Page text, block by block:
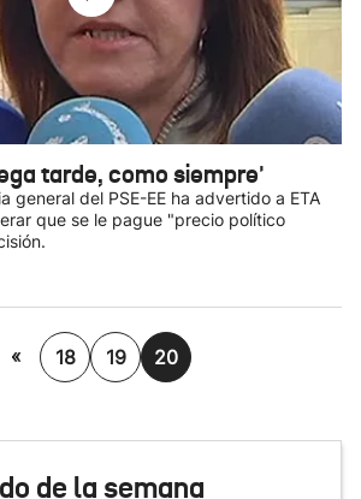
tarde, como siempre'
general del PSE-EE ha advertido a ETA
que se le pague "precio político
« 18 19 20
de la semana